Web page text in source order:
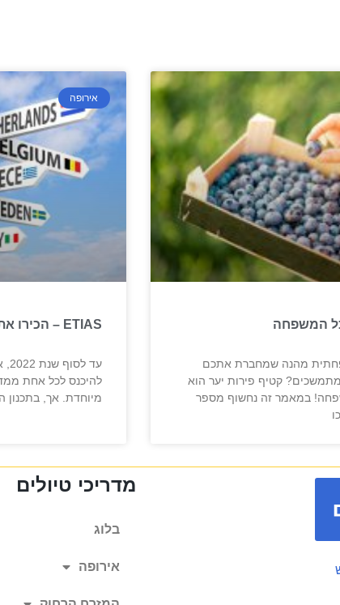
המשפחה
מהנה שמחברת אתכם
מתמשכים? קטיף פירות יער הוא
במאמר זה נחשוף מספר
אירופה
ETIAS – הכירו את הויזה החדשה לאירופה
להיכנס לכל אחת
מיוחדת. אך, בתכנון
מדריכי טיולים
בלוג
אירופה